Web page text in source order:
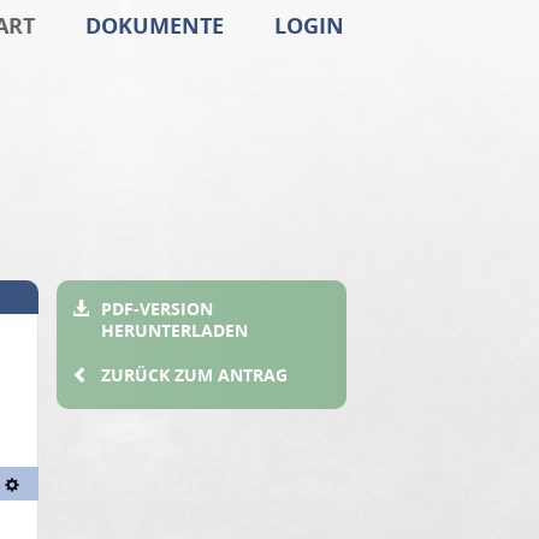
DOKUMENTE LOGIN
Textdarstellung
PDF-VERSION
HERUNTERLADEN
ZURÜCK ZUM ANTRAG